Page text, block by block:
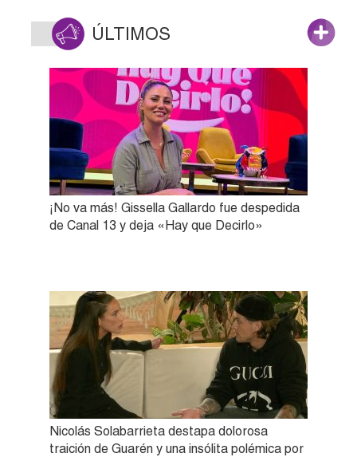
ÚLTIMOS
¡No va más! Gissella Gallardo fue despedida
de Canal 13 y deja «Hay que Decirlo»
Nicolás Solabarrieta destapa dolorosa
traición de Guarén y una insólita polémica por